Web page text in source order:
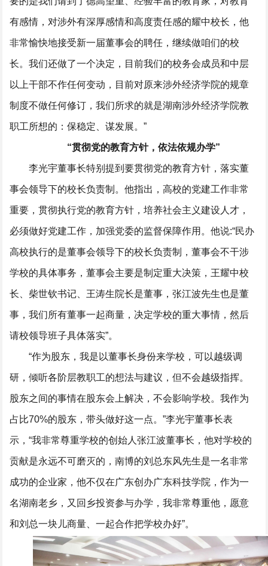
有感情，对涉外有深厚感情和高度责任感的耀中校长，他
非常愉快地接受新一届董事会的聘任，继续做咱们的校
长。我们还做了一个决定，目前我们的校务会成员和中层
以上干部不作任何变动，目前对原来涉外经济学院的规章
制度不做任何修订，我们所求的就是湖南涉外经济学院教
职工所想的：保稳定、谋发展。”
“贯彻党的教育方针，依法依规办学”
李光宇董事长特别提到要贯彻党的教育方针，落实董
事会领导下的校长负责制。他指出，高校的党建工作非常
重要，贯彻执行党的教育方针，培养社会主义建设人才，
必须做好党建工作，加强党委的监督保障作用。他说:“民办
高校执行的是董事会领导下的校长负责制，董事会不干涉
学校的具体事务，董事会主要是制定重大决策，王耀中校
长、柴世钦书记、王涛生院长是董事，张江波先生也是董
事，我们所有董事一起商量，决定学校的重大事情，然后
请校领导班子具体落实”。
“作为股东，我是以董事长身份来学校，可以越级调
研，倾听各阶层教职工的想法与建议，但不会越级指挥。
股东之间的事情在股东会上解决，不会影响学校。我作为
占比70%的股东，带头做好这一点。”李光宇董事长表
示，“我非常尊重学校的创始人张江波董事长，他对学校的
贡献是永远不可磨灭的，南博的刘总东风先生是一名非常
成功的企业家，他不仅在广东创办广东科技学院，作为一
名湖南老乡，又回乡投资参与办学，我非常尊重他，愿意
和刘总一块儿商量、一起合作把学校办好”。